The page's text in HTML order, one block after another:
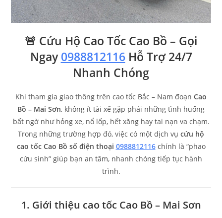
🚨 Cứu Hộ Cao Tốc Cao Bồ – Gọi
Ngay0988812116Hỗ Trợ 24/7
Nhanh Chóng
Khi tham gia giao thông trên cao tốc Bắc – Nam đoạn Cao
Bồ – Mai Sơn, không ít tài xế gặp phải những tình huống
bất ngờ như hỏng xe, nổ lốp, hết xăng hay tai nạn va chạm.
Trong những trường hợp đó, việc có một dịch vụ cứu hộ
cao tốc Cao Bồ số điện thoại 0988812116chính là “phao
cứu sinh” giúp bạn an tâm, nhanh chóng tiếp tục hành
trình.
1. Giới thiệu cao tốc Cao Bồ – Mai Sơn